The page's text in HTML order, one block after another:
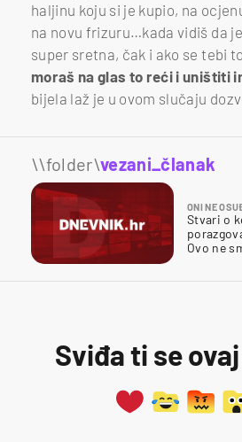
haljinu koju si je kupio, na
na novu frizuru…kada vidiš da
super sretna, čak i ako se tebi
moraš na glas to reći i uništiti
bijela laž je u ovom slučaju
\\folder\vezani_članak
ONI NE
Stvari o
Ovo ne
Sviđa ti se